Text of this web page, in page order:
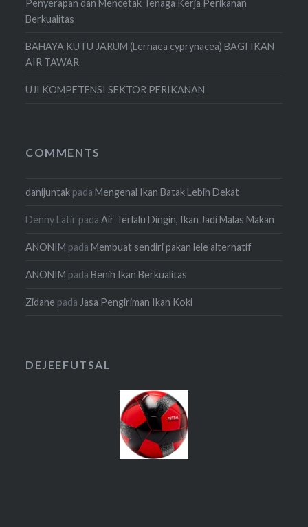
Penyerapan dan Mencetak Tenaga Kerja Perikanan
Berkualitas
BAHAYA KUTU JARUM (Lernaea cyprynacea) BAGI IKAN
AIR TAWAR
UJI KOMPETENSI SEKTOR PERIKANAN
COMMENTS
danijuntak padaMengenal Ikan Batak Lebih Dekat
Denny Latir padaAir Terlalu Dingin, Ikan Jadi Malas Makan
ANONIM padaMembuat sendiri pakan lele alternatif
ANONIM padaBenih Ikan Berkualitas
Zidane pada Jasa Pengiriman Ikan Koki
DEJEEFUTSAL